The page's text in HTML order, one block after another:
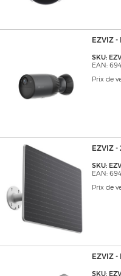
EZVIZ -
SKU:
EAN:
Prix de
EZVIZ -
SKU:
EAN:
Prix de
EZVIZ -
SKU: